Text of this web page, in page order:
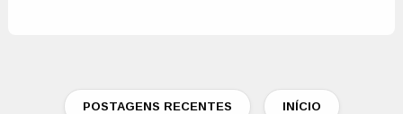
POSTAGENS RECENTES INÍCIO